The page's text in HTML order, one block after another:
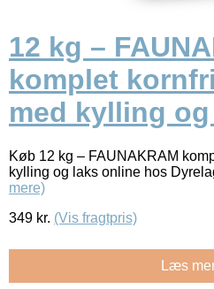
12 kg –
komplet
med kylling
Køb 12 kg – FAUNAKRAM
kylling og laks online hos
mere)
349 kr. (Vis fragtpris)
Læs